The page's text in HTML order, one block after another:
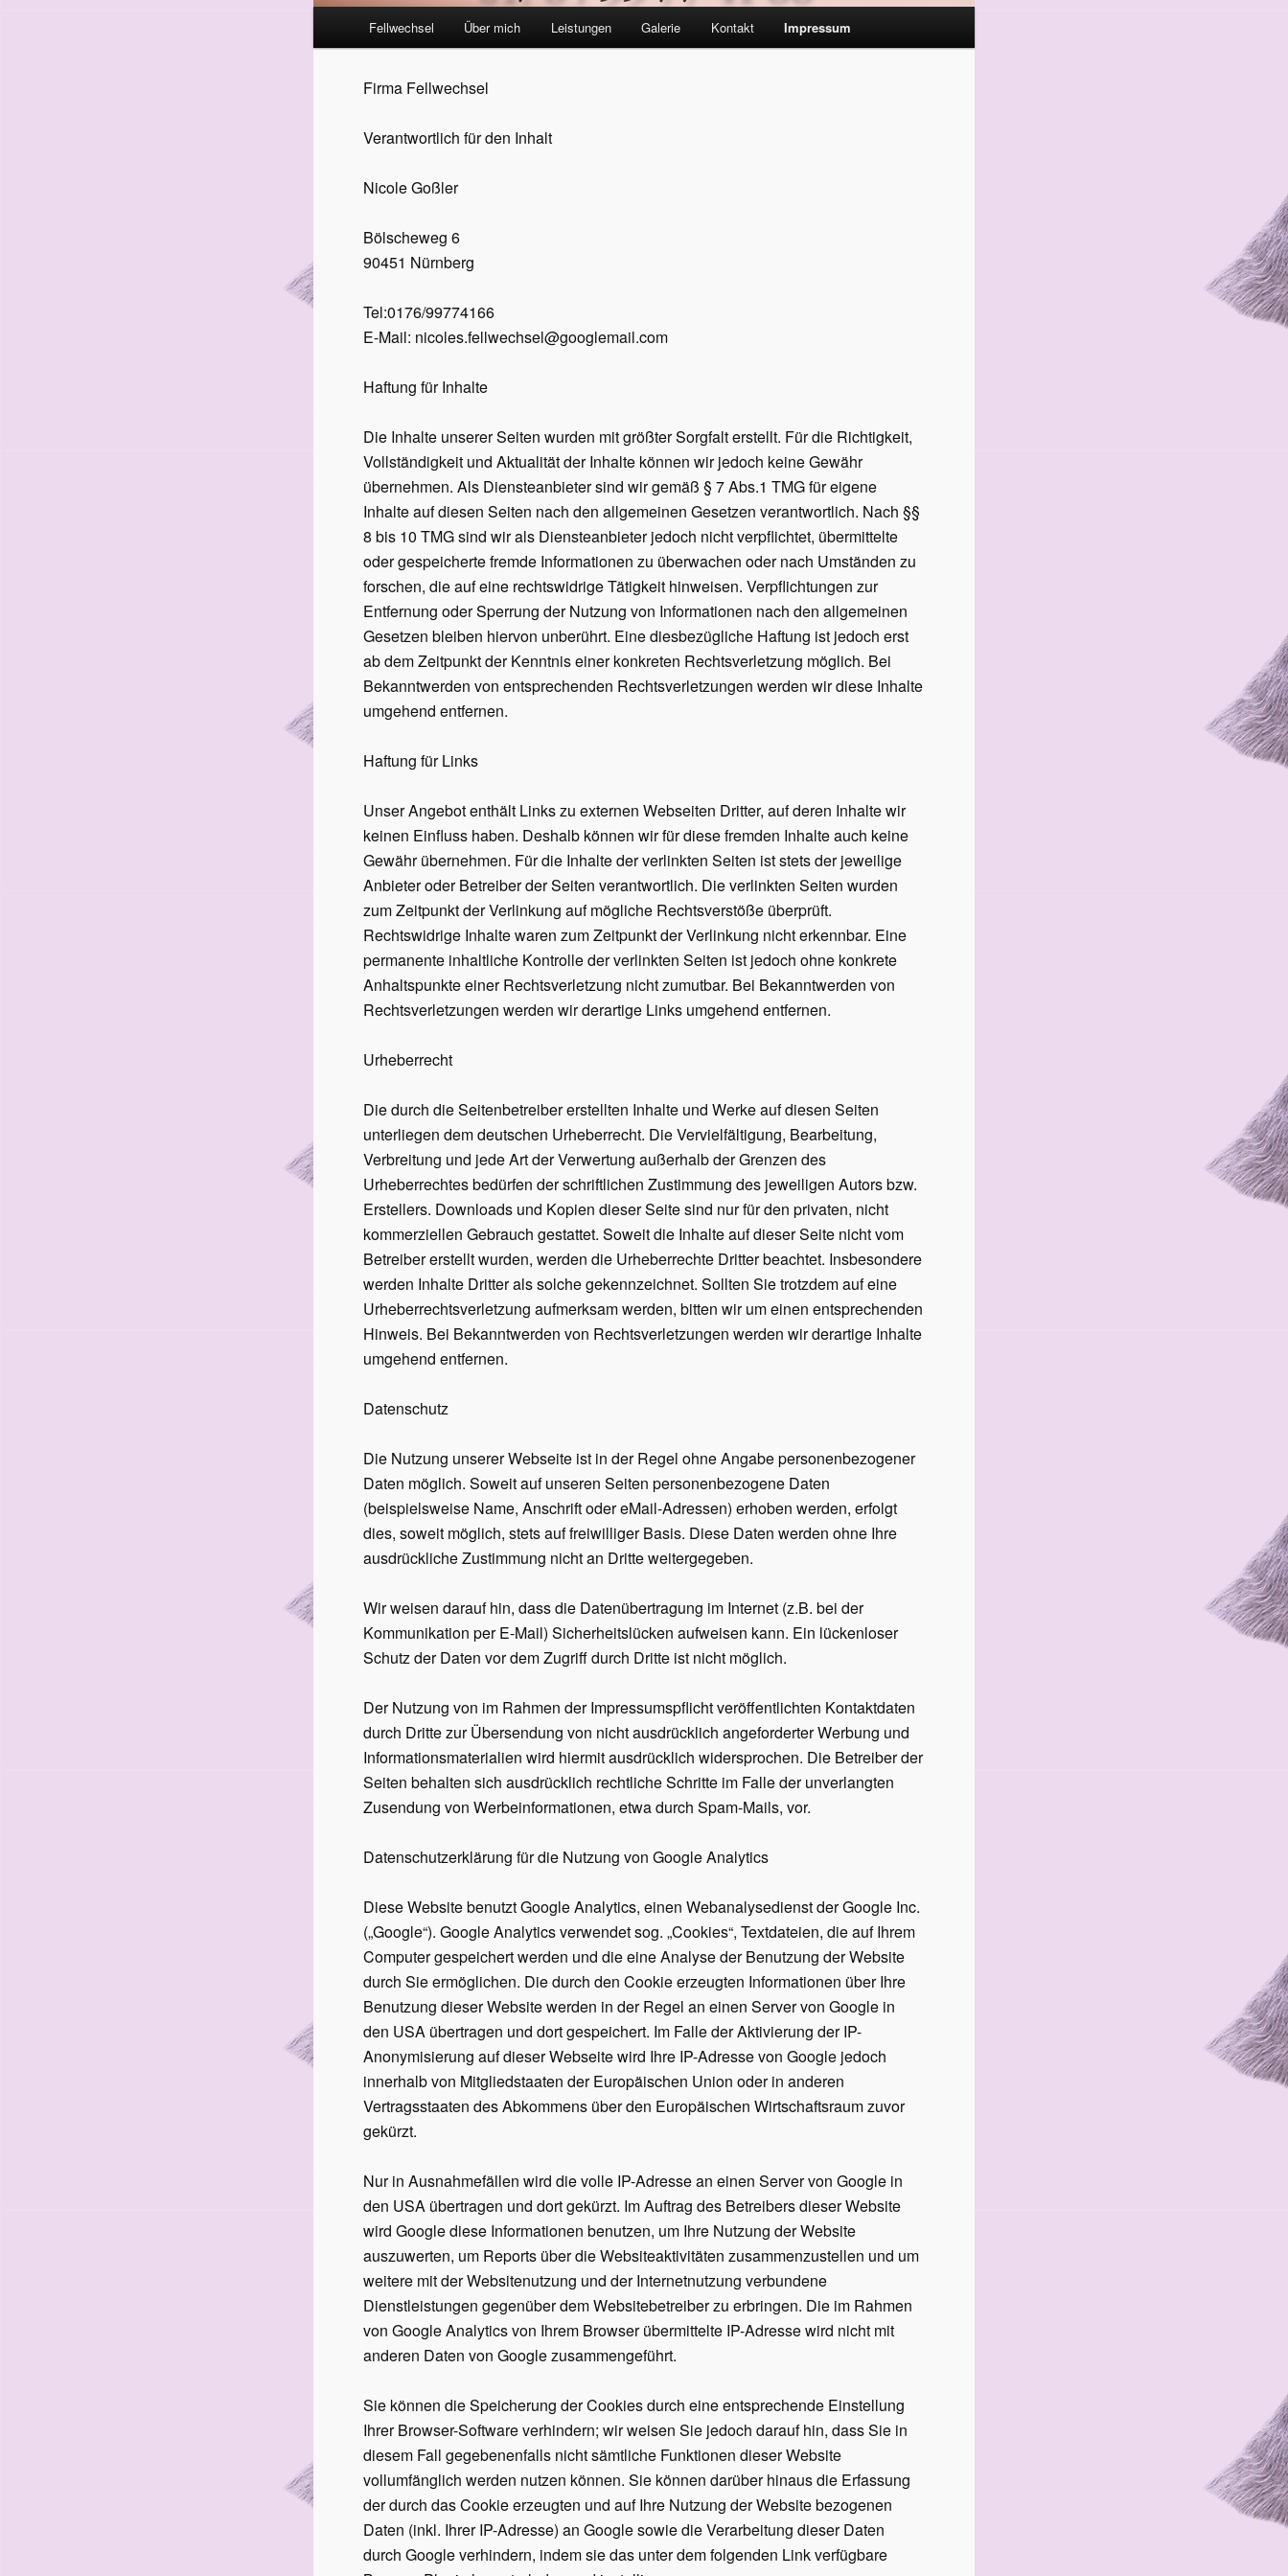
HauptmenüFellwechsel Über mich Leistungen Galerie Kontakt Impressum
Firma Fellwechsel
Verantwortlich für den Inhalt
Nicole Goßler
Bölscheweg 6
90451 Nürnberg
Tel:0176/99774166
E-Mail: nicoles.fellwechsel@googlemail.com
Haftung für Inhalte
Die Inhalte unserer Seiten wurden mit größter Sorgfalt erstellt. Für die Richtigkeit,
Vollständigkeit und Aktualität der Inhalte können wir jedoch keine Gewähr
übernehmen. Als Diensteanbieter sind wir gemäß § 7 Abs.1 TMG für eigene
Inhalte auf diesen Seiten nach den allgemeinen Gesetzen verantwortlich. Nach §§
8 bis 10 TMG sind wir als Diensteanbieter jedoch nicht verpflichtet, übermittelte
oder gespeicherte fremde Informationen zu überwachen oder nach Umständen zu
forschen, die auf eine rechtswidrige Tätigkeit hinweisen. Verpflichtungen zur
Entfernung oder Sperrung der Nutzung von Informationen nach den allgemeinen
Gesetzen bleiben hiervon unberührt. Eine diesbezügliche Haftung ist jedoch erst
ab dem Zeitpunkt der Kenntnis einer konkreten Rechtsverletzung möglich. Bei
Bekanntwerden von entsprechenden Rechtsverletzungen werden wir diese Inhalte
umgehend entfernen.
Haftung für Links
Unser Angebot enthält Links zu externen Webseiten Dritter, auf deren Inhalte wir
keinen Einfluss haben. Deshalb können wir für diese fremden Inhalte auch keine
Gewähr übernehmen. Für die Inhalte der verlinkten Seiten ist stets der jeweilige
Anbieter oder Betreiber der Seiten verantwortlich. Die verlinkten Seiten wurden
zum Zeitpunkt der Verlinkung auf mögliche Rechtsverstöße überprüft.
Rechtswidrige Inhalte waren zum Zeitpunkt der Verlinkung nicht erkennbar. Eine
permanente inhaltliche Kontrolle der verlinkten Seiten ist jedoch ohne konkrete
Anhaltspunkte einer Rechtsverletzung nicht zumutbar. Bei Bekanntwerden von
Rechtsverletzungen werden wir derartige Links umgehend entfernen.
Urheberrecht
Die durch die Seitenbetreiber erstellten Inhalte und Werke auf diesen Seiten
unterliegen dem deutschen Urheberrecht. Die Vervielfältigung, Bearbeitung,
Verbreitung und jede Art der Verwertung außerhalb der Grenzen des
Urheberrechtes bedürfen der schriftlichen Zustimmung des jeweiligen Autors bzw.
Erstellers. Downloads und Kopien dieser Seite sind nur für den privaten, nicht
kommerziellen Gebrauch gestattet. Soweit die Inhalte auf dieser Seite nicht vom
Betreiber erstellt wurden, werden die Urheberrechte Dritter beachtet. Insbesondere
werden Inhalte Dritter als solche gekennzeichnet. Sollten Sie trotzdem auf eine
Urheberrechtsverletzung aufmerksam werden, bitten wir um einen entsprechenden
Hinweis. Bei Bekanntwerden von Rechtsverletzungen werden wir derartige Inhalte
umgehend entfernen.
Datenschutz
Die Nutzung unserer Webseite ist in der Regel ohne Angabe personenbezogener
Daten möglich. Soweit auf unseren Seiten personenbezogene Daten
(beispielsweise Name, Anschrift oder eMail-Adressen) erhoben werden, erfolgt
dies, soweit möglich, stets auf freiwilliger Basis. Diese Daten werden ohne Ihre
ausdrückliche Zustimmung nicht an Dritte weitergegeben.
Wir weisen darauf hin, dass die Datenübertragung im Internet (z.B. bei der
Kommunikation per E-Mail) Sicherheitslücken aufweisen kann. Ein lückenloser
Schutz der Daten vor dem Zugriff durch Dritte ist nicht möglich.
Der Nutzung von im Rahmen der Impressumspflicht veröffentlichten Kontaktdaten
durch Dritte zur Übersendung von nicht ausdrücklich angeforderter Werbung und
Informationsmaterialien wird hiermit ausdrücklich widersprochen. Die Betreiber der
Seiten behalten sich ausdrücklich rechtliche Schritte im Falle der unverlangten
Zusendung von Werbeinformationen, etwa durch Spam-Mails, vor.
Datenschutzerklärung für die Nutzung von Google Analytics
Diese Website benutzt Google Analytics, einen Webanalysedienst der Google Inc.
(„Google“). Google Analytics verwendet sog. „Cookies“, Textdateien, die auf Ihrem
Computer gespeichert werden und die eine Analyse der Benutzung der Website
durch Sie ermöglichen. Die durch den Cookie erzeugten Informationen über Ihre
Benutzung dieser Website werden in der Regel an einen Server von Google in
den USA übertragen und dort gespeichert. Im Falle der Aktivierung der IP-
Anonymisierung auf dieser Webseite wird Ihre IP-Adresse von Google jedoch
innerhalb von Mitgliedstaaten der Europäischen Union oder in anderen
Vertragsstaaten des Abkommens über den Europäischen Wirtschaftsraum zuvor
gekürzt.
Nur in Ausnahmefällen wird die volle IP-Adresse an einen Server von Google in
den USA übertragen und dort gekürzt. Im Auftrag des Betreibers dieser Website
wird Google diese Informationen benutzen, um Ihre Nutzung der Website
auszuwerten, um Reports über die Websiteaktivitäten zusammenzustellen und um
weitere mit der Websitenutzung und der Internetnutzung verbundene
Dienstleistungen gegenüber dem Websitebetreiber zu erbringen. Die im Rahmen
von Google Analytics von Ihrem Browser übermittelte IP-Adresse wird nicht mit
anderen Daten von Google zusammengeführt.
Sie können die Speicherung der Cookies durch eine entsprechende Einstellung
Ihrer Browser-Software verhindern; wir weisen Sie jedoch darauf hin, dass Sie in
diesem Fall gegebenenfalls nicht sämtliche Funktionen dieser Website
vollumfänglich werden nutzen können. Sie können darüber hinaus die Erfassung
der durch das Cookie erzeugten und auf Ihre Nutzung der Website bezogenen
Daten (inkl. Ihrer IP-Adresse) an Google sowie die Verarbeitung dieser Daten
durch Google verhindern, indem sie das unter dem folgenden Link verfügbare